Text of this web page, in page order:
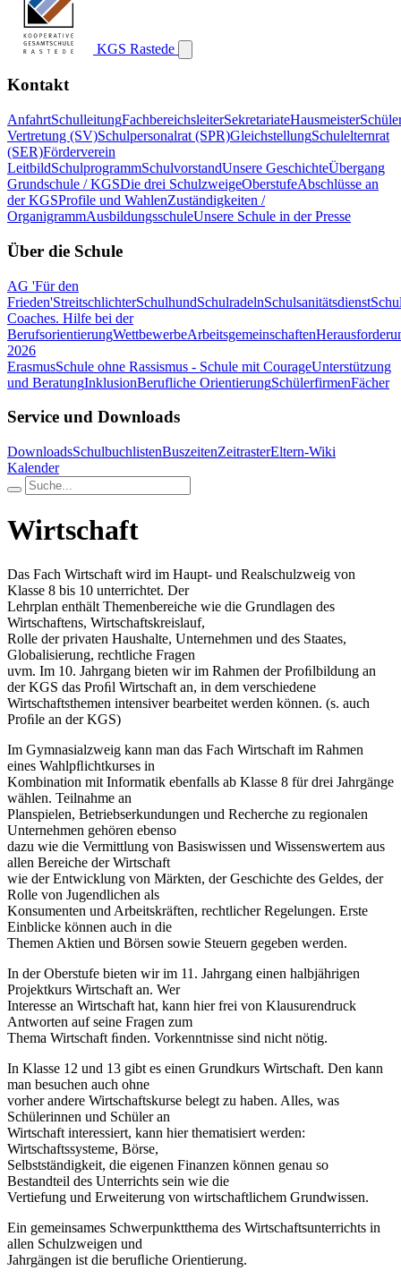
KGS Rastede
Kontakt
AnfahrtSchulleitungFachbereichsleiterSekretariateHausmeister
Vertretung (SV)Schulpersonalrat (SPR)GleichstellungSchulelternrat
(SER)Förderverein
LeitbildSchulprogrammSchulvorstandUnsere GeschichteÜbergang
Grundschule / KGSDie drei SchulzweigeOberstufeAbschlüsse an
der KGSProfile und WahlenZuständigkeiten /
OrganigrammAusbildungsschuleUnsere Schule in der Presse
Über die Schule
AG 'Für den
Frieden'StreitschlichterSchulhundSchulradelnSchulsanitätsdienst
Coaches. Hilfe bei der
BerufsorientierungWettbewerbeArbeitsgemeinschaften
2026
ErasmusSchule ohne Rassismus - Schule mit CourageUnterstützung
und BeratungInklusionBerufliche OrientierungSchülerfirmenFächer
Service und Downloads
DownloadsSchulbuchlistenBuszeitenZeitrasterEltern-Wiki
Kalender
Wirtschaft
Das Fach Wirtschaft wird im Haupt- und Realschulzweig von
Klasse 8 bis 10 unterrichtet. Der
Lehrplan enthält Themenbereiche wie die Grundlagen des
Wirtschaftens, Wirtschaftskreislauf,
Rolle der privaten Haushalte, Unternehmen und des Staates,
Globalisierung, rechtliche Fragen
uvm. Im 10. Jahrgang bieten wir im Rahmen der Proﬁlbildung an
der KGS das Proﬁl Wirtschaft an, in dem verschiedene
Wirtschaftsthemen intensiver bearbeitet werden können. (s. auch
Proﬁle an der KGS)
Im Gymnasialzweig kann man das Fach Wirtschaft im Rahmen
eines Wahlpﬂichtkurses in
Kombination mit Informatik ebenfalls ab Klasse 8 für drei Jahrgänge
wählen. Teilnahme an
Planspielen, Betriebserkundungen und Recherche zu regionalen
Unternehmen gehören ebenso
dazu wie die Vermittlung von Basiswissen und Wissenswertem aus
allen Bereiche der Wirtschaft
wie der Entwicklung von Märkten, der Geschichte des Geldes, der
Rolle von Jugendlichen als
Konsumenten und Arbeitskräften, rechtlicher Regelungen. Erste
Einblicke können auch in die
Themen Aktien und Börsen sowie Steuern gegeben werden.
In der Oberstufe bieten wir im 11. Jahrgang einen halbjährigen
Projektkurs Wirtschaft an. Wer
Interesse an Wirtschaft hat, kann hier frei von Klausurendruck
Antworten auf seine Fragen zum
Thema Wirtschaft ﬁnden. Vorkenntnisse sind nicht nötig.
In Klasse 12 und 13 gibt es einen Grundkurs Wirtschaft. Den kann
man besuchen auch ohne
vorher andere Wirtschaftskurse belegt zu haben. Alles, was
Schülerinnen und Schüler an
Wirtschaft interessiert, kann hier thematisiert werden:
Wirtschaftssysteme, Börse,
Selbstständigkeit, die eigenen Finanzen können genau so
Bestandteil des Unterrichts sein wie die
Vertiefung und Erweiterung von wirtschaftlichem Grundwissen.
Ein gemeinsames Schwerpunktthema des Wirtschaftsunterrichts in
allen Schulzweigen und
Jahrgängen ist die beruﬂiche Orientierung.